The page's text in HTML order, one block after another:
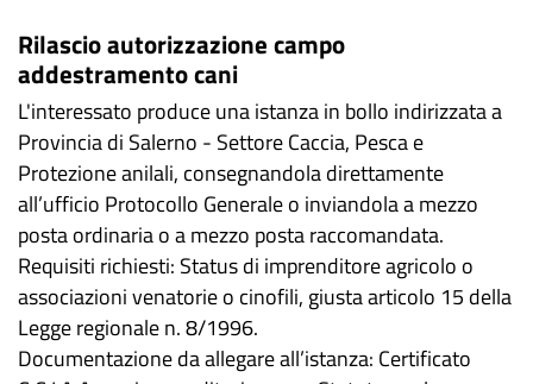
Rilascio autorizzazione campo
addestramento cani
L'interessato produce una istanza in bollo indirizzata a
Provincia di Salerno - Settore Caccia, Pesca e
Protezione anilali, consegnandola direttamente
all’ufficio Protocollo Generale o inviandola a mezzo
posta ordinaria o a mezzo posta raccomandata.
Requisiti richiesti: Status di imprenditore agricolo o
associazioni venatorie o cinofili, giusta articolo 15 della
Legge regionale n. 8/1996.
Documentazione da allegare all’istanza: Certificato